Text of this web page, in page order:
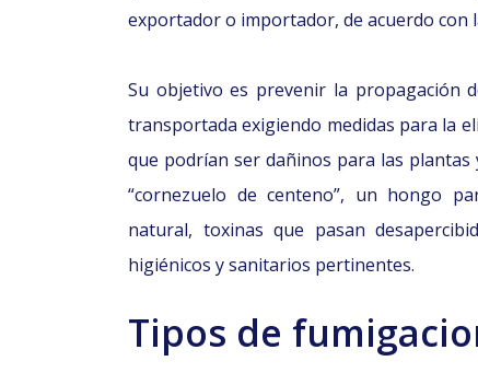
exportador o importador, de acuerdo con
Su objetivo es prevenir la propagación
transportada exigiendo medidas para la
que podrían ser dañinos para las
“cornezuelo de centeno”, un hongo
natural, toxinas que pasan
higiénicos y sanitarios pertinentes.
Tipos de